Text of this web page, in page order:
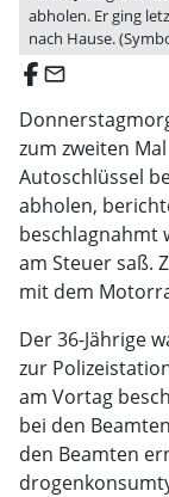
abholen. Er ging
nach Hause.
email
zum zweiten
Autoschlüssel
abholen,
beschlagnahmt
am Steuer saß.
mit dem
Der 36-Jährige
zur
am Vortag
bei den
den Beamten